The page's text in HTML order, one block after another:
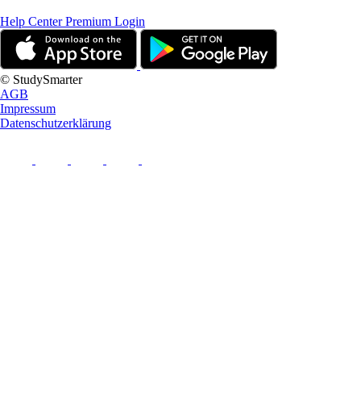
Help CenterPremium Login
© StudySmarter
AGB
Impressum
Datenschutzerklärung